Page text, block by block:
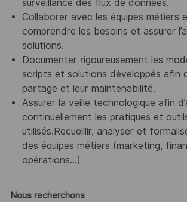
surveillance des flux de données.
Collaborer avec les équipes métiers
comprendre les besoins et assurer
solutions.
Documenter rigoureusement les
scripts et solutions développés afin
partage et leur maintenabilité.
Assurer la veille technologique afin
continuellement les pratiques et
utilisés.Recueillir, analyser et
des équipes métiers (marketing,
opérations…)
Nous recherchons